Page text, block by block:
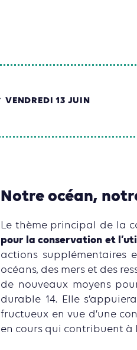
VENDREDI 13 JUIN
Notre océan,
Le thème principal de la
pour la conservation et
actions supplémentaires
océans, des mers et des
de nouveaux moyens
durable 14. Elle
fructueux en vue d’une
en cours qui contribuent à